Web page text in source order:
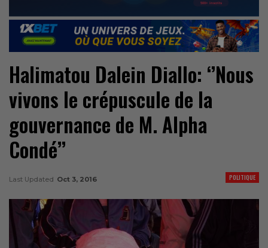
Halimatou Dalein Diallo: ‘’Nous
vivons le crépuscule de la
gouvernance de M. Alpha
Condé’’
POLITIQUE
Last Updated Oct 3, 2016